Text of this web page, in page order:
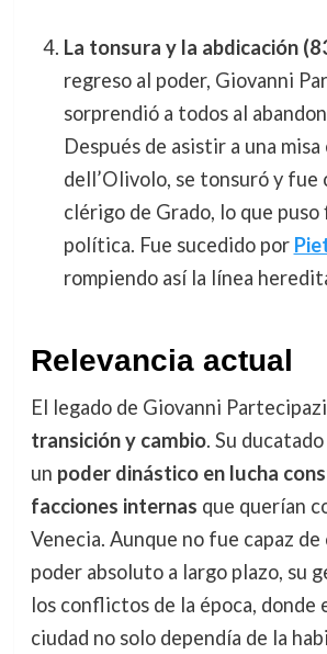
La tonsura y la abdicación
regreso al poder, Giovanni
sorprendió a todos al
Después de asistir a una
dell’Olivolo, se tonsuró y fue
clérigo de Grado, lo que puso
política. Fue sucedido por
rompiendo así la línea
Relevancia actual
El legado de Giovanni
transición y cambio. Su
un poder dinástico en lucha
facciones internas que querían
Venecia. Aunque no fue capaz
poder absoluto a largo plazo, su
los conflictos de la época, donde
ciudad no solo dependía de la